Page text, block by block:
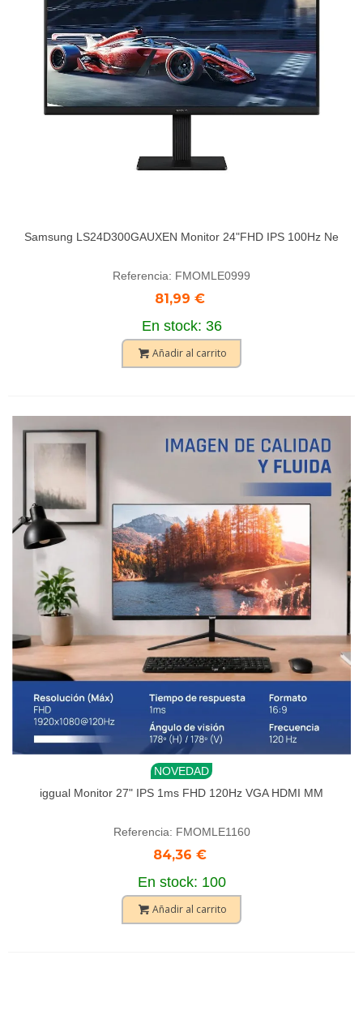
Samsung LS24D300GAUXEN Monitor 24"FHD IPS 100Hz Ne
Referencia: FMOMLE0999
81,99 €
En stock: 36
Añadir al carrito
NOVEDAD
iggual Monitor 27" IPS 1ms FHD 120Hz VGA HDMI MM
Referencia: FMOMLE1160
84,36 €
En stock: 100
Añadir al carrito